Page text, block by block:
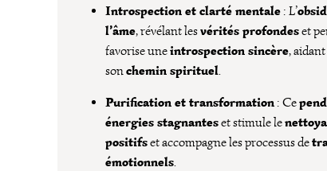
Introspection et clarté mentale: L’
l’âme, révélant lesvérités profondeset
favorise uneintrospection sincère, aidant
sonchemin spirituel.
Purification et transformation: Ce
énergies stagnanteset stimule le
positifset accompagne les processus de
émotionnels.